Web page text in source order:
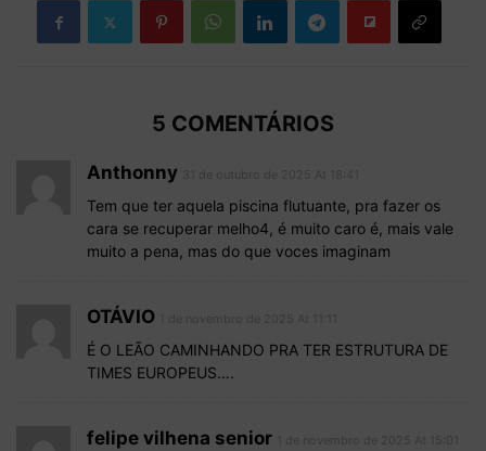
5 COMENTÁRIOS
Anthonny
Tem que ter aquela piscina flutuante, pra fazer os
cara se recuperar melho4, é muito caro é, mais vale
muito a pena, mas do que voces imaginam
OTÁVIO
É O LEÃO CAMINHANDO PRA TER ESTRUTURA DE
TIMES EUROPEUS….
felipe vilhena senior